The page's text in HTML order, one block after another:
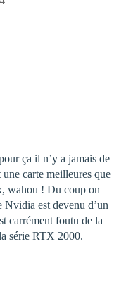
ça il n’y a jamais de
carte meilleures que
wahou ! Du coup on
Nvidia est devenu d’un
carrément foutu de la
série RTX 2000.